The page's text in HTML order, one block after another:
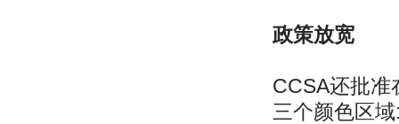
政策放宽
CCSA还批准
三个颜色区